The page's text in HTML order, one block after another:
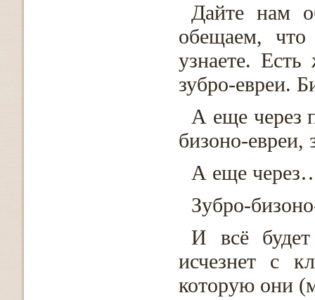
Дайте нам
обещаем,
узнаете.
зубро-евреи.
А еще через
бизоно-евреи,
А еще
Зубро-
И всё
исчезнет с
которую они